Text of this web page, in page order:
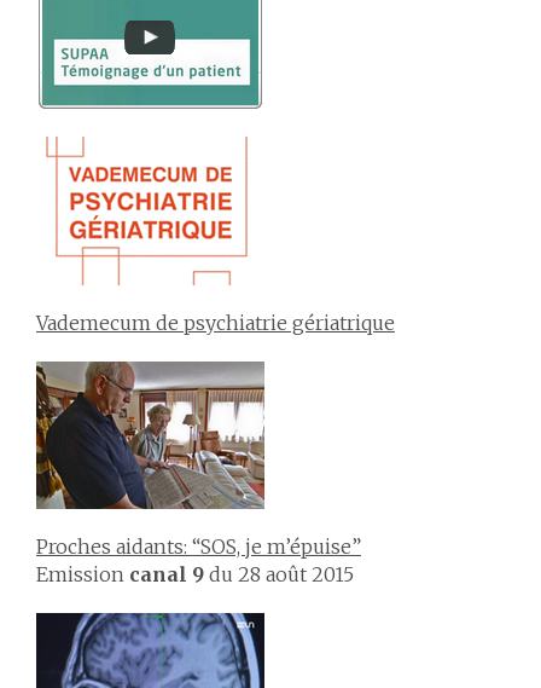
Vademecum de psychiatrie gériatrique
Proches aidants: “SOS, je m’épuise”
Emission canal 9 du 28 août 2015